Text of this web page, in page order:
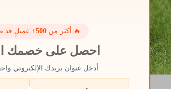
🔥 أكثر من500+ عميلٍ قد
احصل على خصمك
أدخل عنوان بريدك الإلكتروني